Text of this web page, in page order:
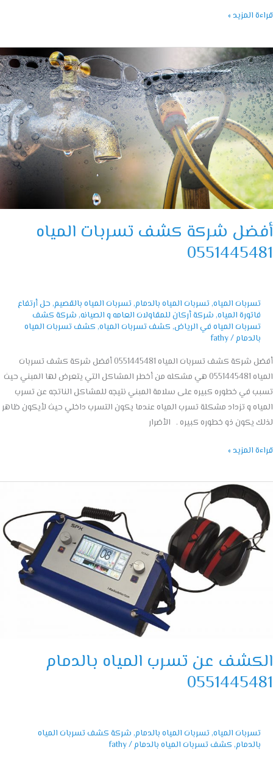
المزيد »
شركة كشف تسربات المياه
تسربات المياه,تسربات المياه بالدمام,تسربات المياه بالقصيم,حل أرتفاع
فاتورة المياه,شركة أركان للمقاولات العامه و الصيانه,شركة كشف
تسربات المياه في الرياض,كشف تسربات المياه,كشف تسربات المياه
بالدمام/
fathy
أفضل شركة كشف تسربات المياه 0551445481 أفضل شركة كشف تسربات
المياه 0551445481 هي مشكله من أخطر المشاكل التي يتعرض لها المبني حيث
في خطوره كبيره على سلامة المبني نتيجه للمشاكل الناتجه عن تسرب
و تزداد مشكلة تسرب المياه عندما يكون التسرب داخلي حيث لأيكون ظاهر
يكون ذو خطوره كبيره . الأضرار
المزيد »
عن تسرب المياه بالدمام
تسربات المياه,تسربات المياه بالدمام,شركة كشف تسربات المياه
بالدمام,كشف تسربات المياه بالدمام/
fathy